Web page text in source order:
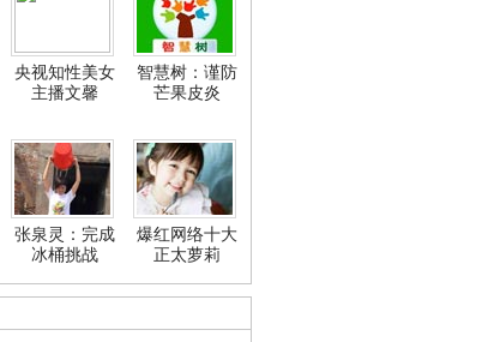
央视知性美女
主播文馨
智慧树：谨防
芒果皮炎
张泉灵：完成
冰桶挑战
爆红网络十大
正太萝莉